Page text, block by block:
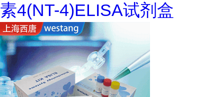
素4(NT-4)ELISA试剂盒